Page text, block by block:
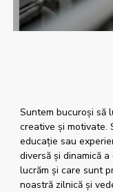
Suntem bucuroși să
creative și motivate.
educație sau
diversă și dinamică
lucrăm și care sunt
noastră zilnică și